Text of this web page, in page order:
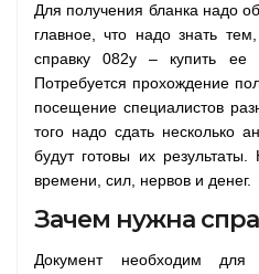
Для получения бланка надо
главное, что надо знать
справку 082у – купить ее
Потребуется прохождение
посещение специалистов
того надо сдать несколько
будут готовы их
времени, сил, нервов и денег.
Зачем нужна
Документ необходим для